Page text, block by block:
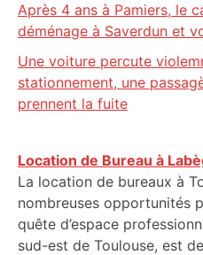
Après 4 ans à Pamiers, le
déménage à Saverdun et
Une voiture percute
stationnement, une
prennent la fuite
Location de Bureau à
La location de bureaux à
nombreuses opportunités
quête d’espace
sud-est de Toulouse, est